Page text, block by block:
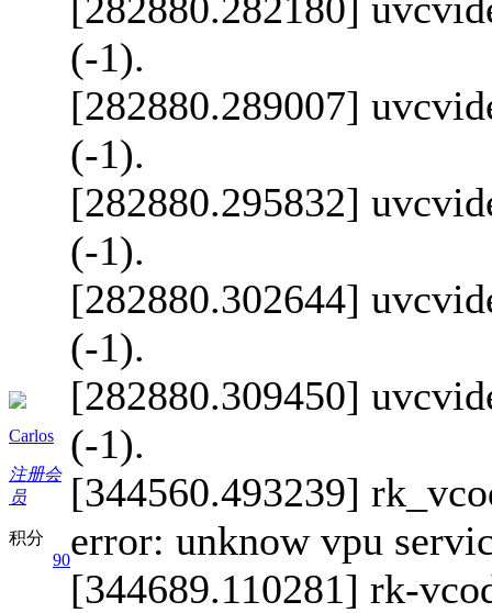
Carlos
注册会
员
积分
90
(-1).
[282880.289007]
(-1).
[282880.295832]
(-1).
[282880.302644]
(-1).
[282880.309450]
(-1).
[344560.493239]
error: unknow vpu
[344689.110281] rk-